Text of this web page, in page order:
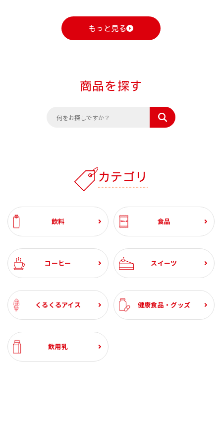
もっと見る
商品を探す
カテゴリ
飲料 食品
コーヒー スイーツ
くるくるアイス 健康食品・グッズ
飲用乳